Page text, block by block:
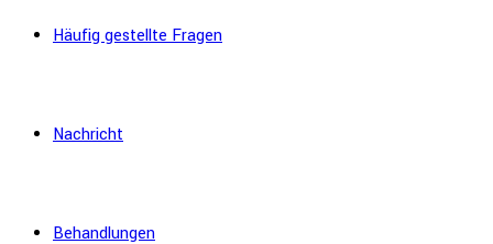
Häufig gestellte Fragen
Nachricht
Behandlungen